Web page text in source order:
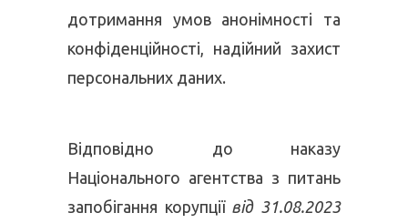
дотримання умов анонімності та
конфіденційності, надійний захист
персональних даних.
Відповідно до наказу
Національного агентства з питань
запобігання корупції від 31.08.2023